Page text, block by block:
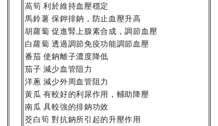
萵筍 利於維持血壓穩定
馬鈴薯 保鉀排鈉，防止血壓升高
胡蘿蔔 促進腎上腺素合成，調節血壓
白蘿蔔 透過調節免疫功能調節血壓
番茄 使鈉離子濃度降低
茄子 減少血管阻力
洋蔥 減少外周血管阻力
黃瓜 有較好的利尿作用，輔助降壓
南瓜 具較強的排鈉功效
茭白筍 對抗鈉所引起的升壓作用